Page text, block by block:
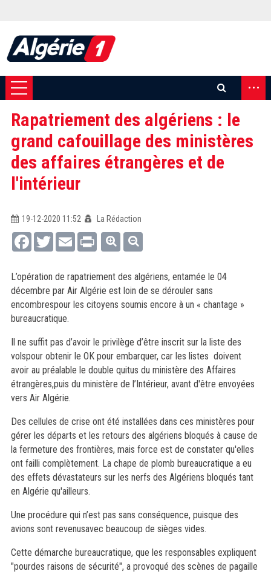
...
Rapatriement des algériens : le
grand cafouillage des ministères
des affaires étrangères et de
l'intérieur
19-12-2020 11:52
La Rédaction
FacebookTwitterEmail Print
L’opération de rapatriement des algériens, entamée le 04
décembre par Air Algérie est loin de se dérouler sans
encombrespour les citoyens soumis encore à un « chantage »
bureaucratique.
Il ne suffit pas d’avoir le privilège d’être inscrit sur la liste des
volspour obtenir le OK pour embarquer, car les listes doivent
avoir au préalable le double quitus du ministère des Affaires
étrangères,puis du ministère de l’Intérieur, avant d'être envoyées
vers Air Algérie.
Des cellules de crise ont été installées dans ces ministères pour
gérer les départs et les retours des algériens bloqués à cause de
la fermeture des frontières, mais force est de constater qu'elles
ont failli complètement. La chape de plomb bureaucratique a eu
des effets dévastateurs sur les nerfs des Algériens bloqués tant
en Algérie qu'ailleurs.
Une procédure qui n’est pas sans conséquence, puisque des
avions sont revenusavec beaucoup de sièges vides.
Cette démarche bureaucratique, que les responsables expliquent
"pourdes raisons de sécurité", a provoqué des scènes de pagaille